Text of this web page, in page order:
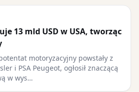
13 mld USD w USA, tworząc
motoryzacyjny powstały z
i PSA Peugeot, ogłosił znaczącą
w wys…